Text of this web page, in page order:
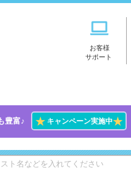
お客様
サポート
豊富♪ ★キャンペーン実施中★